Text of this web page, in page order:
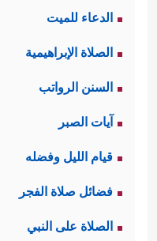
الدعاء للميت
الصلاة الإبراهيمية
السنن الرواتب
آيات الصبر
قيام الليل وفضله
فضائل صلاة الفجر
الصلاة على النبي